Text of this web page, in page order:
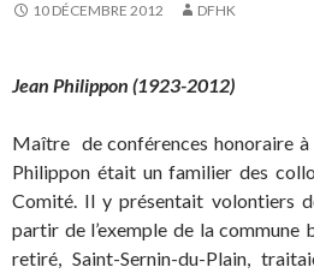
10 DÉCEMBRE 2012 DFHK
Jean Philippon (1923-2012)
Maître de conférences honoraire à
Philippon était un familier des
Comité. Il y présentait volontiers
partir de l’exemple de la commune
retiré, Saint-Sernin-du-Plain,